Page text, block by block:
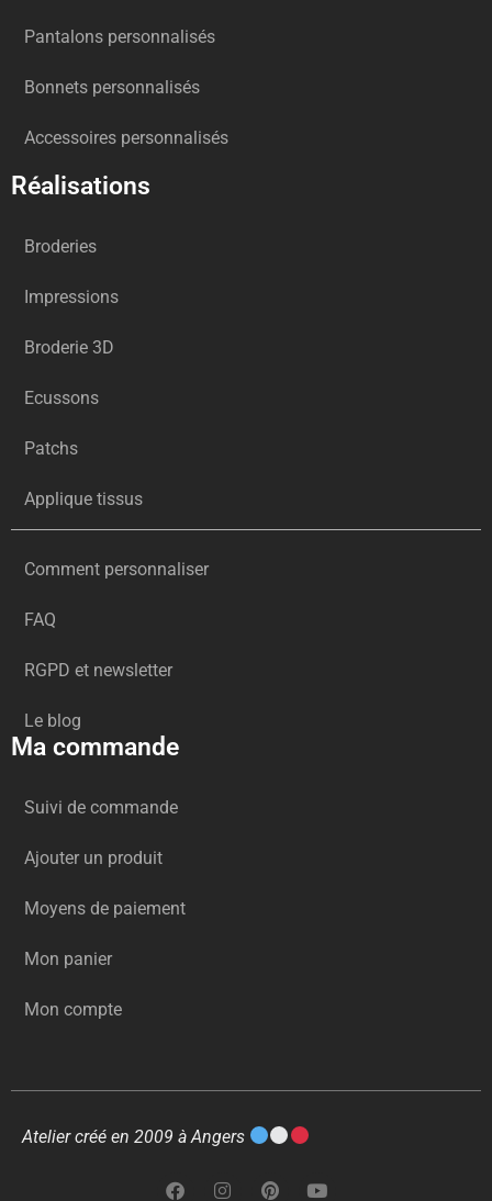
Pantalons personnalisés
Bonnets personnalisés
Accessoires personnalisés
Réalisations
Broderies
Impressions
Broderie 3D
Ecussons
Patchs
Applique tissus
Comment personnaliser
FAQ
RGPD et newsletter
Le blog
Ma commande
Suivi de commande
Ajouter un produit
Moyens de paiement
Mon panier
Mon compte
Atelier créé en 2009 à Angers